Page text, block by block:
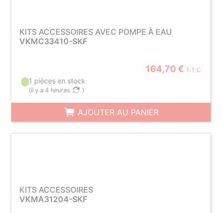
KITS ACCESSOIRES AVEC POMPE À EAU
VKMC33410-SKF
164,70 € T.T.C.
1 pièces en stock
(il y a 4 heures )
AJOUTER AU PANIER
KITS ACCESSOIRES
VKMA31204-SKF